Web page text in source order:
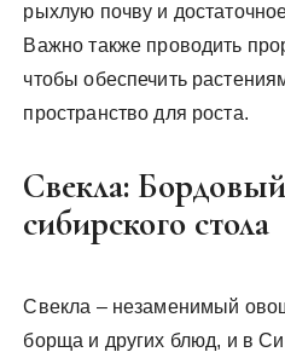
рыхлую почву и
Важно также проводить
чтобы обеспечить
пространство для роста.
Свекла:
сибирского стола
Свекла – незаменимый
борща и других блюд, и в